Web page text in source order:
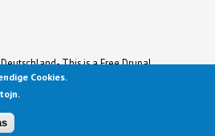
This is a Free Drupal
Theme
the Open Source Community by
by
Cookies.